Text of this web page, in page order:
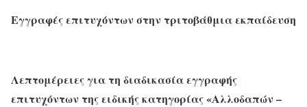
Εγγραφές επιτυχόντων στην τριτοβάθμια εκπαίδευση
Λεπτομέρειες για τη διαδικασία εγγραφής
επιτυχόντων της ειδικής κατηγορίας «Αλλοδαπών –